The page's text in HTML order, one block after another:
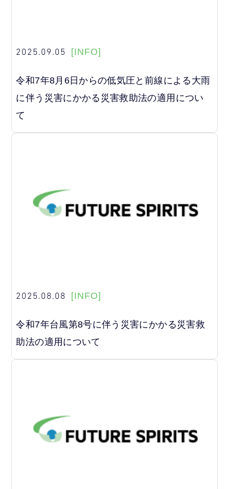
2025.09.05 [INFO]
令和7年8月6日からの低気圧と前線による大雨
に伴う災害にかかる災害救助法の適用につい
て
2025.08.08 [INFO]
令和7年台風第8号に伴う災害にかかる災害救
助法の適用について